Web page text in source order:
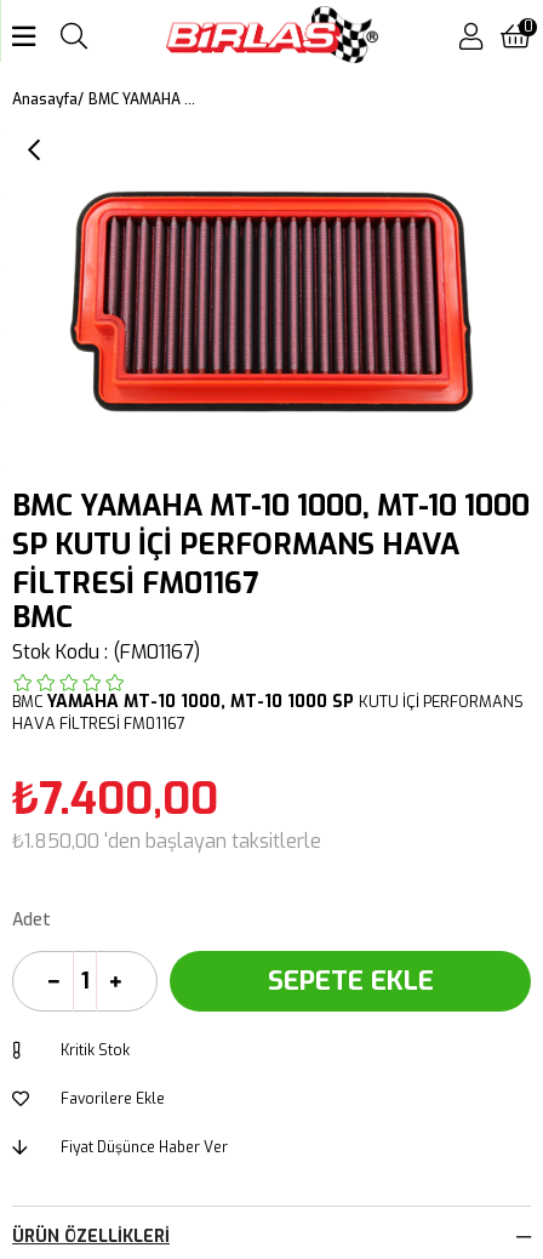
0
Anasayfa BMC YAMAHA MT-10 1000, MT-10 1000 SP KUTU İÇİ PERFORMANS HAVA FİLTRESİ FM01167
BMC YAMAHA MT-10 1000, MT-10 1000
SP KUTU İÇİ PERFORMANS HAVA
FİLTRESİ FM01167
BMC
Stok Kodu (FM01167)
BMC YAMAHA MT-10 1000, MT-10 1000 SP KUTU İÇİ PERFORMANS
HAVA FİLTRESİ FM01167
₺7.400,00
₺1.850,00 'den başlayan taksitlerle
Adet
Kritik Stok
Favorilere Ekle
Fiyat Düşünce Haber Ver
ÜRÜN ÖZELLIKLERI